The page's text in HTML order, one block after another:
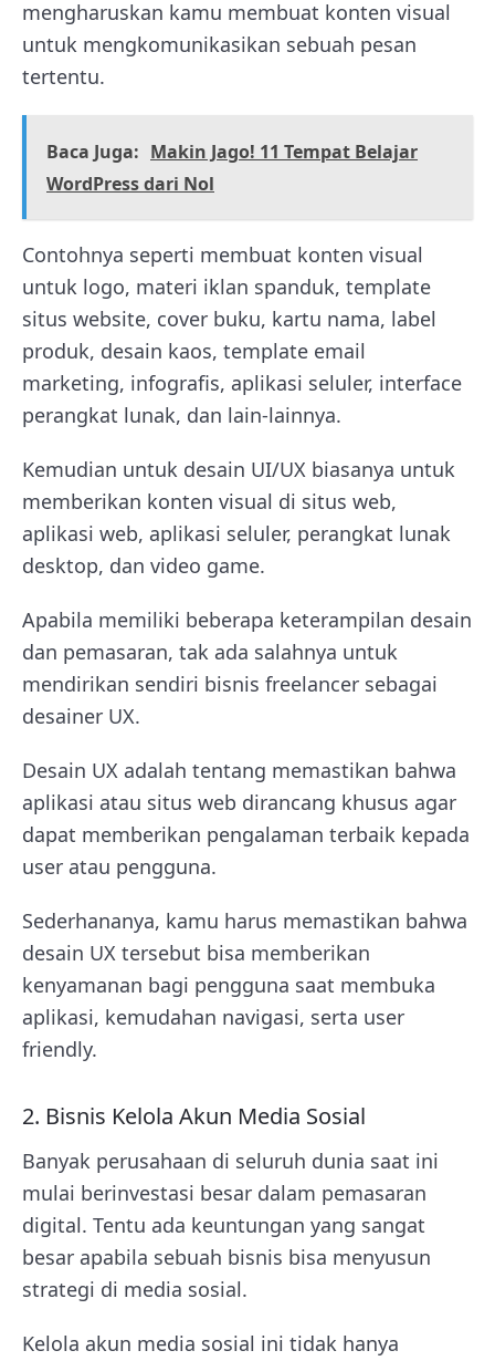
mengharuskan kamu membuat konten visual
untuk mengkomunikasikan sebuah pesan
tertentu.
Baca Juga: Makin Jago! 11 Tempat Belajar
WordPress dari Nol
Contohnya seperti membuat konten visual
untuk logo, materi iklan spanduk, template
situs website, cover buku, kartu nama, label
produk, desain kaos, template email
marketing, infografis, aplikasi seluler, interface
perangkat lunak, dan lain-lainnya.
Kemudian untuk desain UI/UX biasanya untuk
memberikan konten visual di situs web,
aplikasi web, aplikasi seluler, perangkat lunak
desktop, dan video game.
Apabila memiliki beberapa keterampilan desain
dan pemasaran, tak ada salahnya untuk
mendirikan sendiri bisnis freelancer sebagai
desainer UX.
Desain UX adalah tentang memastikan bahwa
aplikasi atau situs web dirancang khusus agar
dapat memberikan pengalaman terbaik kepada
user atau pengguna.
Sederhananya, kamu harus memastikan bahwa
desain UX tersebut bisa memberikan
kenyamanan bagi pengguna saat membuka
aplikasi, kemudahan navigasi, serta user
friendly.
2. Bisnis Kelola Akun Media Sosial
Banyak perusahaan di seluruh dunia saat ini
mulai berinvestasi besar dalam pemasaran
digital. Tentu ada keuntungan yang sangat
besar apabila sebuah bisnis bisa menyusun
strategi di media sosial.
Kelola akun media sosial ini tidak hanya